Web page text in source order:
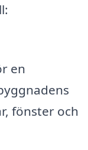
en
fönster och